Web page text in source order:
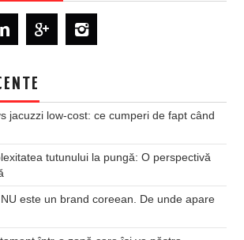
jacuzzi low-cost: ce cumperi de fapt când
tutunului la pungă: O perspectivă
este un brand coreean. De unde apare